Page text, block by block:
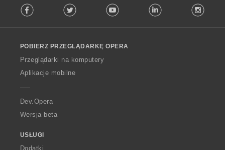
o
w
O
p
a
Facebook Twitter Youtube LinkedIn
POBIERZ PRZEGLĄDARKĘ OPERA
Przeglądarki na komputery
Aplikacje mobilne
Dev.Opera
Wersja beta
USŁUGI
Dodatki